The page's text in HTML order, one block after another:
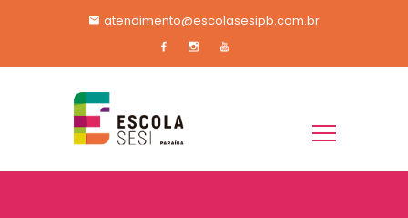
atendimento@escolasesipb.com.br